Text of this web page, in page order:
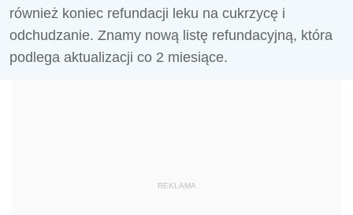
również koniec refundacji leku na cukrzycę i
odchudzanie. Znamy nową listę refundacyjną, która
podlega aktualizacji co 2 miesiące.
REKLAMA